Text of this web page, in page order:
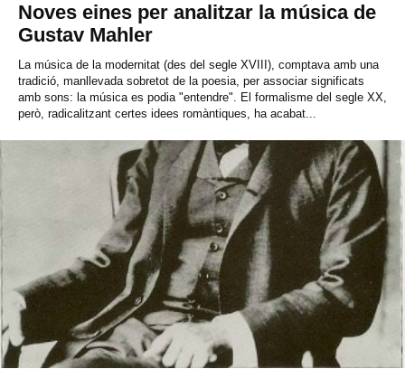
Noves eines per analitzar la música de
Gustav Mahler
La música de la modernitat (des del segle XVIII), comptava amb una
tradició, manllevada sobretot de la poesia, per associar significats
amb sons: la música es podia "entendre". El formalisme del segle XX,
però, radicalitzant certes idees romàntiques, ha acabat...